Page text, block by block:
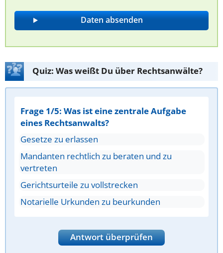
Quiz: Was weißt Du über Rechtsanwälte?
Frage 1/5: Was ist eine zentrale Aufgabe
eines Rechtsanwalts?
Gesetze zu erlassen
Mandanten rechtlich zu beraten und zu
vertreten
Gerichtsurteile zu vollstrecken
Notarielle Urkunden zu beurkunden
Antwort überprüfen